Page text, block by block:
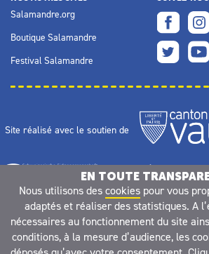
Salamandre.org
Boutique Salamandre
Festival Salamandre
Site réalisé avec le soutien de
EN TOUTE
Nous utilisons des cookiespour vous
adaptés et réaliser des statistiques. A
nécessaires au fonctionnement du site
conditions, à la mesure d’audience, les